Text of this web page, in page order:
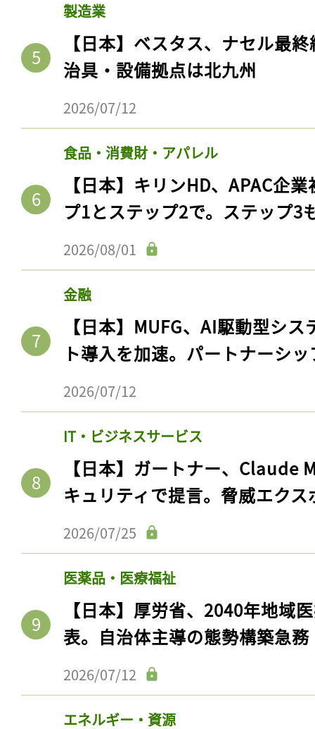
製造業
【日本】ベスタス、ナセル最
治具・設備拠点は北九州
2026/07/12
食品・消費財・アパレル
【日本】キリンHD、APAC企
プ1とステップ2で。ステップ3
2026/08/01
金融
【日本】MUFG、AI駆動型シ
ト導入を加速。パートナーシ
2026/07/12
IT・ビジネスサービス
【日本】ガートナー、Claude
キュリティで提言。脅威エク
2026/07/25
医薬品・医療福祉
【日本】厚労省、2040年地域
表。自治体主導の態勢構築急務
2026/07/12
エネルギー・資源
記事をお気に入りに